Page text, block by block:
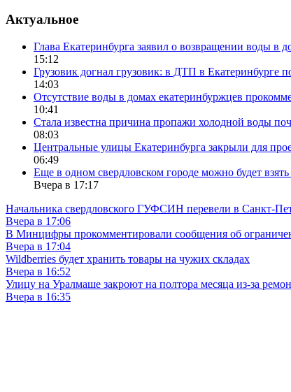
Актуальное
Глава Екатеринбурга заявил о возвращении воды в
15:12
Грузовик догнал грузовик: в ДТП в Екатеринбурге
14:03
Отсутствие воды в домах екатеринбуржцев
10:41
Стала известна причина пропажи холодной воды
08:03
Центральные улицы Екатеринбурга закрыли для
06:49
Еще в одном свердловском городе можно будет
Вчера в 17:17
Начальника свердловского ГУФСИН перевели в Санкт-
Вчера в 17:06
В Минцифры прокомментировали сообщения об
Вчера в 17:04
Wildberries будет хранить товары на чужих складах
Вчера в 16:52
Улицу на Уралмаше закроют на полтора месяца из-за
Вчера в 16:35